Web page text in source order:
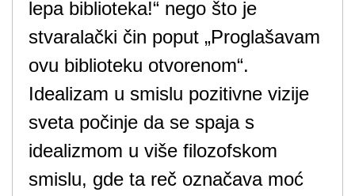
lepa biblioteka!“ nego što je
stvaralački čin poput „Proglašavam
ovu biblioteku otvorenom“.
Idealizam u smislu pozitivne vizije
sveta počinje da se spaja s
idealizmom u više filozofskom
smislu, gde ta reč označava moć